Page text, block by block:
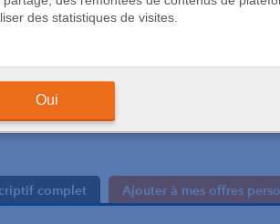
des statistiques de visites.
Oui
Ortho 3B
complet Ajouter à mes offres